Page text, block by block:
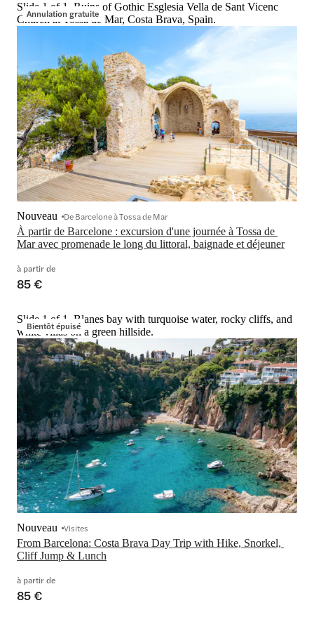
Annulation gratuite
Slide 1 of 1, Ruins of Gothic Esglesia Vella de Sant Vicenc
Church at Tossa de Mar, Costa Brava, Spain.
À partir de Barcelone : excursion d'une journée à Tossa de
Mar avec promenade le long du littoral, baignade et déjeuner
Nouveau De Barcelone à Tossa de Mar
à partir de
85 €
Bientôt épuisé
Slide 1 of 1, Blanes bay with turquoise water, rocky cliffs, and
white villas on a green hillside.
From Barcelona: Costa Brava Day Trip with Hike, Snorkel,
Cliff Jump & Lunch
Nouveau Visites
à partir de
85 €